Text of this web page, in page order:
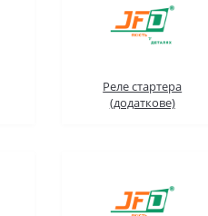
Реле стартера
(додаткове)